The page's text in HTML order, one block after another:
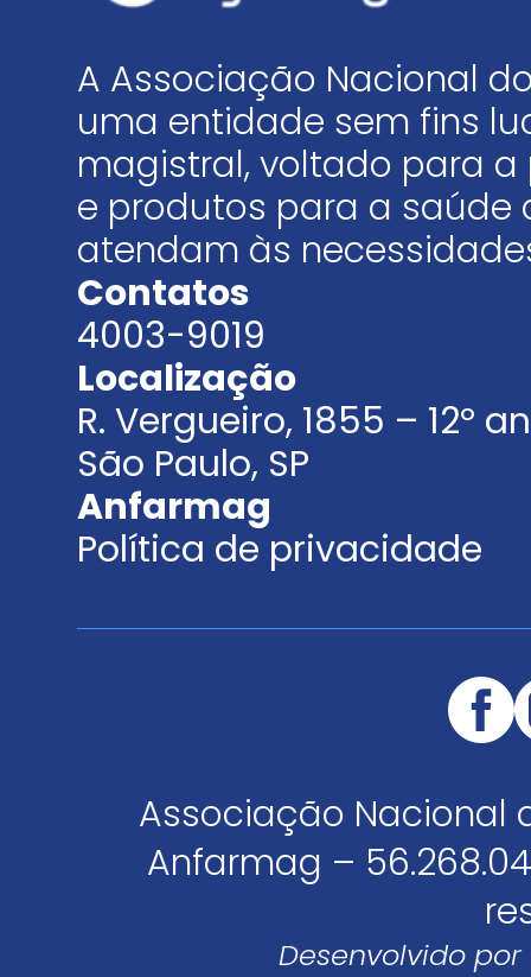
A Associação Nacional
uma entidade sem fins
magistral, voltado para
e produtos para a saúde
atendam às
Contatos
4003-9019
Localização
R. Vergueiro, 1855 – 12º
São Paulo, SP
Anfarmag
Política de privacidade
Associação Nacional
Anfarmag –
Desenvolvido por